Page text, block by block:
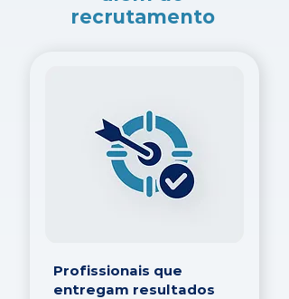
recrutamento
Profissionais que
entregam resultados